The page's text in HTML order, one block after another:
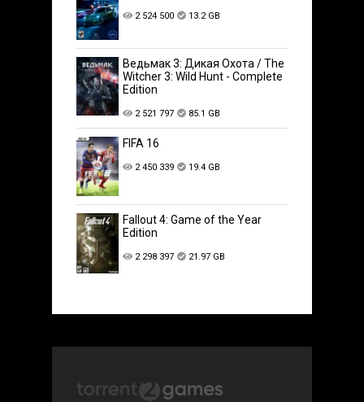
2 524 500 13.2 GB
Ведьмак 3: Дикая Охота / The
Witcher 3: Wild Hunt - Complete
Edition
2 521 797 85.1 GB
FIFA 16
2 450 339 19.4 GB
Fallout 4: Game of the Year
Edition
2 298 397 21.97 GB